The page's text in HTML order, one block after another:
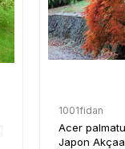
1001fidan
Acer
Japon